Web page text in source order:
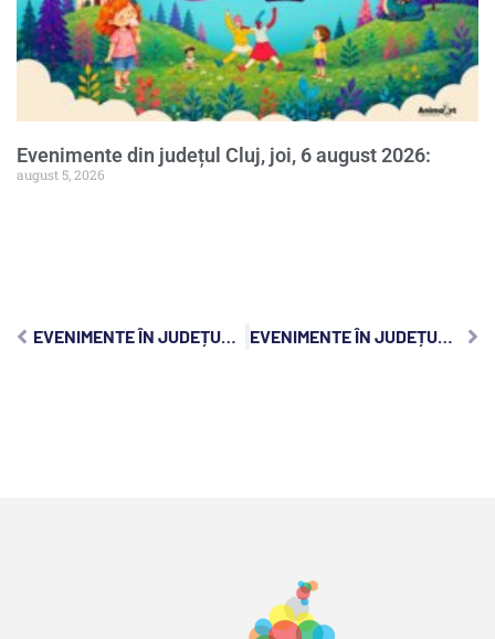
Evenimente din județul Cluj, joi, 6 august 2026:
august 5, 2026
EVENIMENTE ÎN JUDEȚUL CLUJ, SÂMBĂTĂ, 7 MAI 2022 EVENIMENTE ÎN JUDEȚUL CLUJ, LUNI, 9 MAI 2022